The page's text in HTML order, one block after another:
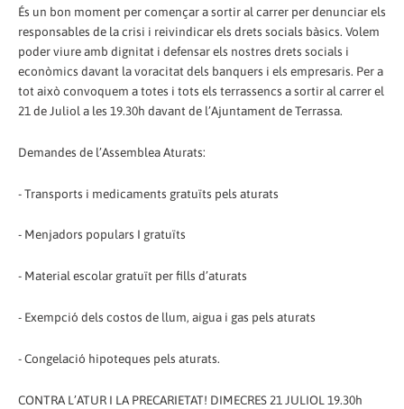
És un bon moment per començar a sortir al carrer per denunciar els
responsables de la crisi i reivindicar els drets socials bàsics. Volem
poder viure amb dignitat i defensar els nostres drets socials i
econòmics davant la voracitat dels banquers i els empresaris. Per a
tot això convoquem a totes i tots els terrassencs a sortir al carrer el
21 de Juliol a les 19.30h davant de l’Ajuntament de Terrassa.
Demandes de l’Assemblea Aturats:
- Transports i medicaments gratuïts pels aturats
- Menjadors populars I gratuïts
- Material escolar gratuït per fills d’aturats
- Exempció dels costos de llum, aigua i gas pels aturats
- Congelació hipoteques pels aturats.
CONTRA L’ATUR I LA PRECARIETAT! DIMECRES 21 JULIOL 19.30h